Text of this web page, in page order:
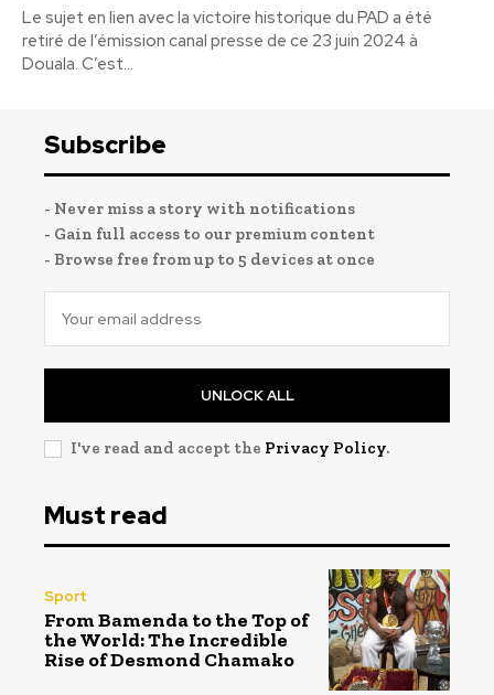
Le sujet en lien avec la victoire historique du PAD a été
retiré de l’émission canal presse de ce 23 juin 2024 à
Douala. C’est...
Subscribe
- Never miss a story with notifications
- Gain full access to our premium content
- Browse free from up to 5 devices at once
UNLOCK ALL
I've read and accept the Privacy Policy.
Must read
Sport
From Bamenda to the Top of
the World: The Incredible
Rise of Desmond Chamako